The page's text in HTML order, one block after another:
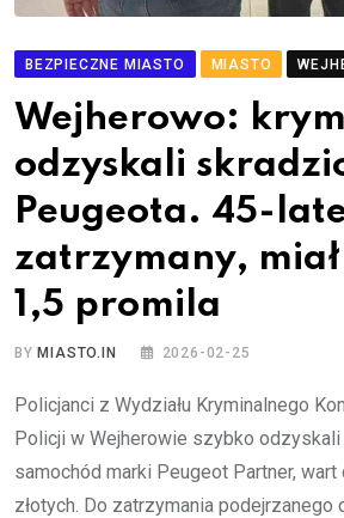
BEZPIECZNE MIASTO MIASTO
Wejherowo:
odzyskali
Peugeota. 45-
zatrzymany,
1,5 promila
BYMIASTO.IN 2026-02-25
Policjanci z Wydziału Kryminalnego
Policji w Wejherowie szybko
samochód marki Peugeot Partner, wart
złotych. Do zatrzymania podejrzanego